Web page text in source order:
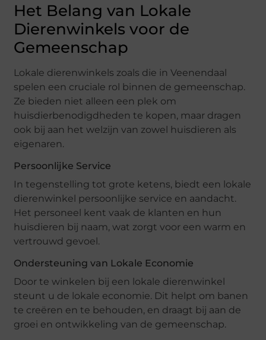
Het Belang van Lokale
Dierenwinkels voor de
Gemeenschap
Lokale dierenwinkels zoals die in Veenendaal
spelen een cruciale rol binnen de gemeenschap.
Ze bieden niet alleen een plek om
huisdierbenodigdheden te kopen, maar dragen
ook bij aan het welzijn van zowel huisdieren als
eigenaren.
Persoonlijke Service
In tegenstelling tot grote ketens, biedt een lokale
dierenwinkel persoonlijke service en aandacht.
Het personeel kent vaak de klanten en hun
huisdieren bij naam, wat zorgt voor een warm en
vertrouwd gevoel.
Ondersteuning van Lokale Economie
Door te winkelen bij een lokale dierenwinkel
steunt u de lokale economie. Dit helpt om banen
te creëren en te behouden, en draagt bij aan de
groei en ontwikkeling van de gemeenschap.